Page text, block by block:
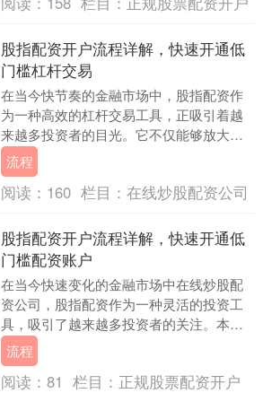
股指配资开户流程详解，快速开通低
门槛杠杆交易
在当今快节奏的金融市场中，股指配资作
为一种高效的杠杆交易工具，正吸引着越
来越多投资者的目光。它不仅能够放大投
资收益，更以其相对较低的门槛，为普通
投资者提供了参与....
流程
阅读： 160 栏目： 在线炒股配资公司
股指配资开户流程详解，快速开通低
门槛配资账户
在当今快速变化的金融市场中在线炒股配
资公司，股指配资作为一种灵活的投资工
具，吸引了越来越多投资者的关注。本文
将为您详细解析股指配资的开户流程，帮
助您快速开通低门....
流程
阅读： 81 栏目： 正规股票配资开户